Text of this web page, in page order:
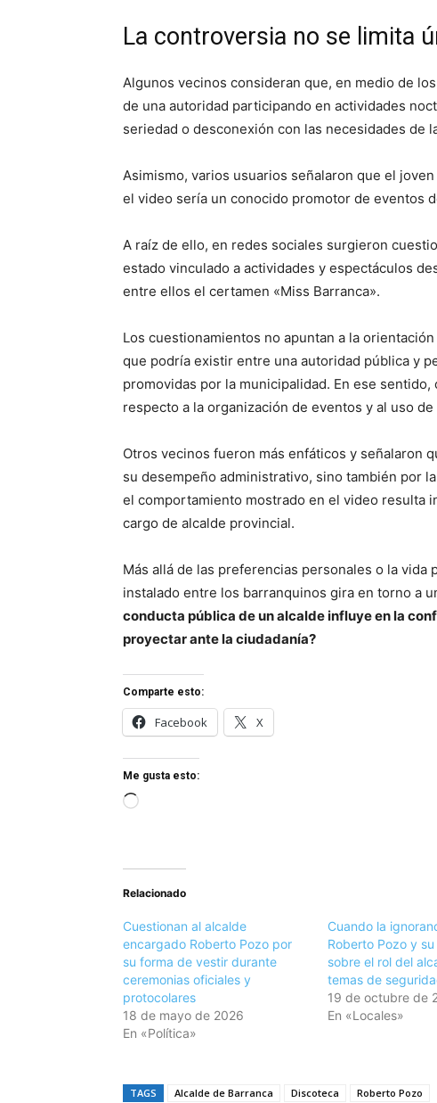
La controversia no se limita
Algunos vecinos consideran que, en medio de
de una autoridad participando en actividades
seriedad o desconexión con las necesidades de
Asimismo, varios usuarios señalaron que el
el video sería un conocido promotor de eventos
A raíz de ello, en redes sociales surgieron
estado vinculado a actividades y espectáculos
entre ellos el certamen «Miss Barranca».
Los cuestionamientos no apuntan a la
que podría existir entre una autoridad pública y
promovidas por la municipalidad. En ese
respecto a la organización de eventos y al uso
Otros vecinos fueron más enfáticos y señalaron
su desempeño administrativo, sino también por
el comportamiento mostrado en el video resulta
cargo de alcalde provincial.
Más allá de las preferencias personales o la vida
instalado entre los barranquinos gira en torno a
conducta pública de un alcalde influye en la
proyectar ante la ciudadanía?
Comparte esto:
Facebook X
Me gusta esto:
C
g
a
d
o
.
Relacionado
Cuestionan al alcalde
encargado Roberto Pozo por
su forma de vestir durante
ceremonias oficiales y
protocolares
18 de mayo de 2026
En «Política»
Cuando la
Roberto Pozo y
sobre el rol del
temas de
19 de octubre de
En «Locales»
TAGS Alcalde de Barranca Discoteca Roberto Pozo